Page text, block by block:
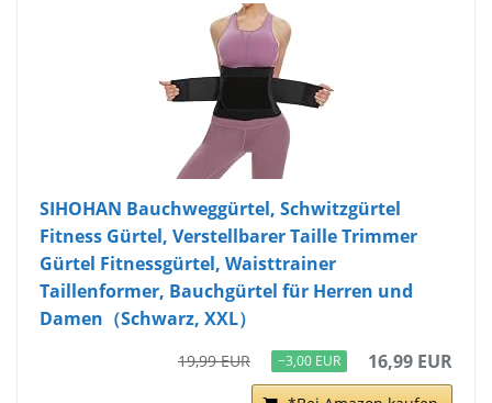
SIHOHAN Bauchweggürtel, Schwitzgürtel
Fitness Gürtel, Verstellbarer Taille Trimmer
Gürtel Fitnessgürtel, Waisttrainer
Taillenformer, Bauchgürtel für Herren und
Damen（Schwarz, XXL）
19,99 EUR −3,00 EUR 16,99 EUR